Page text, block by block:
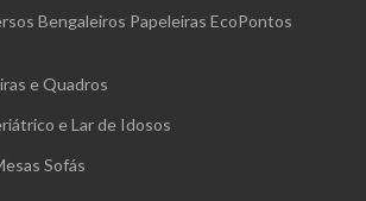
Bengaleiros Papeleiras EcoPontos
e Quadros
e Lar de Idosos
Sofás